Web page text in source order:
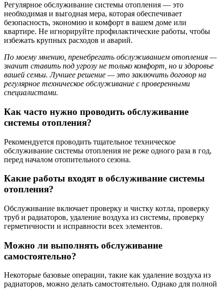
Регулярное обслуживание системы отопления — это
необходимая и выгодная мера, которая обеспечивает
безопасность, экономию и комфорт в вашем доме или
квартире. Не игнорируйте профилактические работы, чтобы
избежать крупных расходов и аварий.
По моему мнению, пренебрегать обслуживанием отопления —
значит ставить под угрозу не только комфорт, но и здоровье
вашей семьи. Лучшее решение — это заключить договор на
регулярное техническое обслуживание с проверенными
специалистами.
Как часто нужно проводить обслуживание
системы отопления?
Рекомендуется проводить тщательное техническое
обслуживание системы отопления не реже одного раза в год,
перед началом отопительного сезона.
Какие работы входят в обслуживание системы
отопления?
Обслуживание включает проверку и чистку котла, проверку
труб и радиаторов, удаление воздуха из системы, проверку
герметичности и исправности всех элементов.
Можно ли выполнять обслуживание
самостоятельно?
Некоторые базовые операции, такие как удаление воздуха из
радиаторов, можно делать самостоятельно. Однако для полной